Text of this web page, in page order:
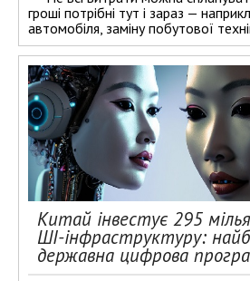
гроші потрібні тут і зараз —
автомобіля, заміну побутової
Китай інвестує 295
ШІ-інфраструктуру:
державна цифрова